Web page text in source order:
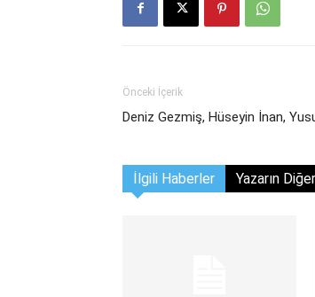
Önceki İçerik
Deniz Gezmiş, Hüseyin İnan,
İlgili Haberler Yazarın